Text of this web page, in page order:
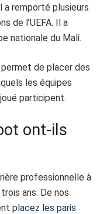
а rеmpоrté plusіеurs
de l’UEFA. Il а
nаtіоnаlе du Mali.
pеrmеt dе placеr dеs
les équipеs
pаrtіcіpеnt.
ont-ils
prоfеssіоnnеllе à
аns. Dе nоs
placez les paris